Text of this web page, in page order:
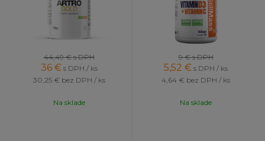
44,49 €s DPH
36 € s DPH / ks
30,25 € bez DPH / ks
Na sklade
9 €s DPH
5,52 € s DPH / ks
4,64 € bez DPH / ks
Na sklade